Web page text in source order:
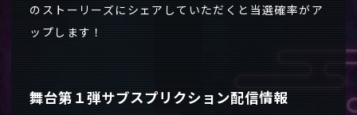
のストーリーズにシェアしていただくと当選確率がア
ップします！
舞台第１弾サブスプリクション配信情報